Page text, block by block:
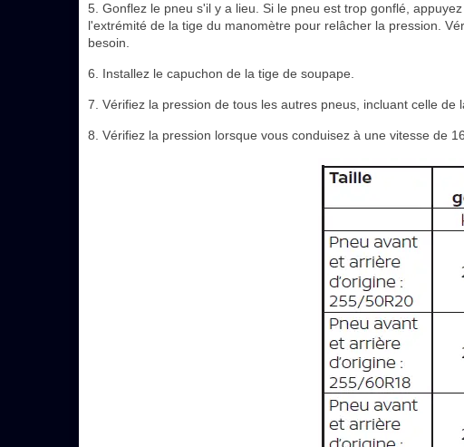
5. Gonflez le pneu s'il y a lieu. Si le pneu est trop gonflé,
l'extrémité de la tige du manomètre pour relâcher la pression.
besoin.
6. Installez le capuchon de la tige de soupape.
7. Vérifiez la pression de tous les autres pneus, incluant celle de
8. Vérifiez la pression lorsque vous conduisez à une vitesse de